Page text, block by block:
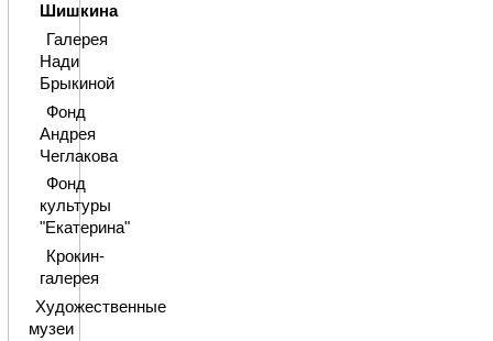
Шишкина
Галерея
Нади
Брыкиной
Фонд
Андрея
Чеглакова
Фонд
культуры
"Екатерина"
Крокин-
галерея
Художественные
музеи